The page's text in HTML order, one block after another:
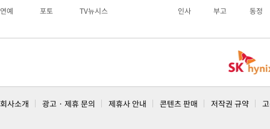
연예 포토 TV뉴시스 인사 부고 동정
회사소개 광고 · 제휴 문의 제휴사 안내 콘텐츠 판매 저작권 규약